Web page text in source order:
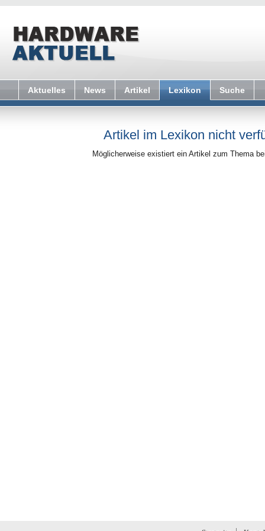
Aktuelles News Artikel Lexikon Suche
Artikel im Lexikon nicht
Möglicherweise existiert ein Artikel zum Thema